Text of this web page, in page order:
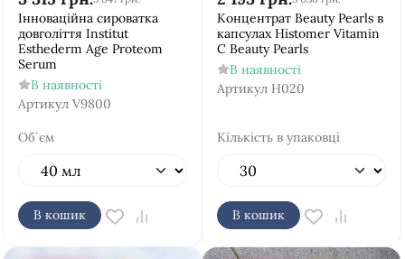
Iнноваційна сироватка
довголіття Institut
Esthederm Age Proteom
Serum
В наявності
Артикул V9800
Об`єм
В кошик
Концентрат Beauty Pearls в
капсулах Histomer Vitamin
C Beauty Pearls
В наявності
Артикул H020
Кількість в упаковці
В кошик